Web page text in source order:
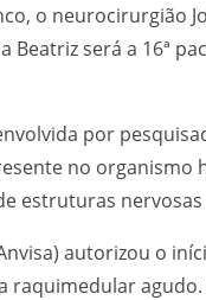
o neurocirurgião
será a 16ª
por
no organismo
estruturas
autorizou o